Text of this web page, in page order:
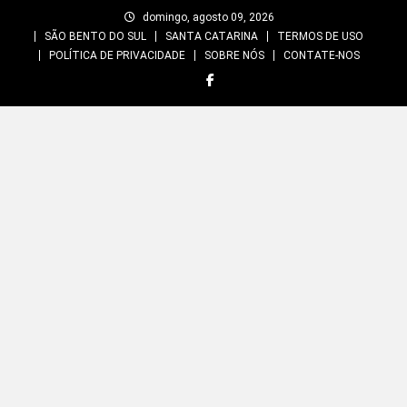
domingo, agosto 09, 2026
SÃO BENTO DO SUL
SANTA CATARINA
TERMOS DE USO
POLÍTICA DE PRIVACIDADE
SOBRE NÓS CONTATE-NOS